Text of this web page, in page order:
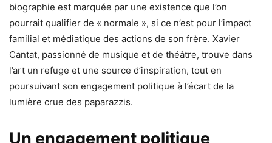
biographie est marquée par une existence que l’on
pourrait qualifier de « normale », si ce n’est pour l’impact
familial et médiatique des actions de son frère. Xavier
Cantat, passionné de musique et de théâtre, trouve dans
l’art un refuge et une source d’inspiration, tout en
poursuivant son engagement politique à l’écart de la
lumière crue des paparazzis.
Un engagement politique